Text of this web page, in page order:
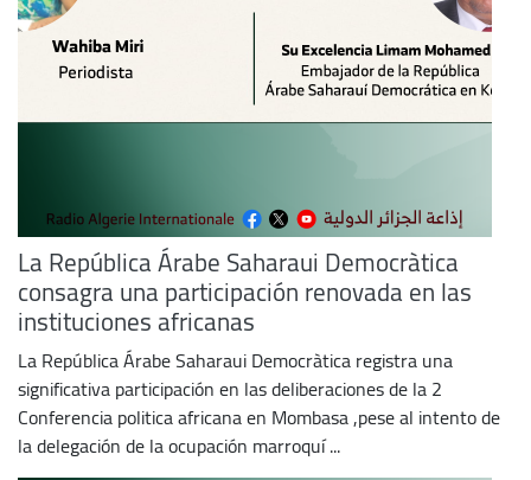
La República Árabe Saharaui Democràtica
consagra una participación renovada en las
instituciones africanas
La República Árabe Saharaui Democràtica registra una
significativa participación en las deliberaciones de la 2
Conferencia politica africana en Mombasa ,pese al intento de
la delegación de la ocupación marroquí ...